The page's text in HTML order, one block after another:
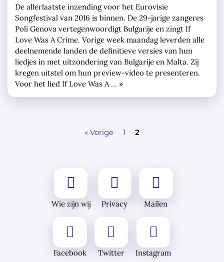
De allerlaatste inzending voor het Eurovisie
Songfestival van 2016 is binnen. De 29-jarige zangeres
Poli Genova vertegenwoordigt Bulgarije en zingt If
Love Was A Crime. Vorige week maandag leverden alle
deelnemende landen de definitieve versies van hun
liedjes in met uitzondering van Bulgarije en Malta. Zij
kregen uitstel om hun preview-video te presenteren.
Voor het lied If Love Was A … »
« Vorige 1 2
Wie zijn wij Privacy Mailen
Facebook Twitter Instagram